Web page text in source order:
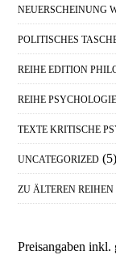
NEUERSCHEINUNG
POLITISCHES
REIHE EDITION
REIHE PSYCHOLOGIE
TEXTE KRITISCHE
UNCATEGORIZED (5)
ZU ÄLTEREN REIHEN
Preisangaben